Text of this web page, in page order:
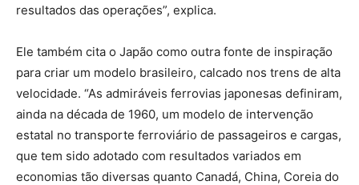
resultados das operações”, explica.
Ele também cita o Japão como outra fonte de inspiração
para criar um modelo brasileiro, calcado nos trens de alta
velocidade. “As admiráveis ferrovias japonesas definiram,
ainda na década de 1960, um modelo de intervenção
estatal no transporte ferroviário de passageiros e cargas,
que tem sido adotado com resultados variados em
economias tão diversas quanto Canadá, China, Coreia do